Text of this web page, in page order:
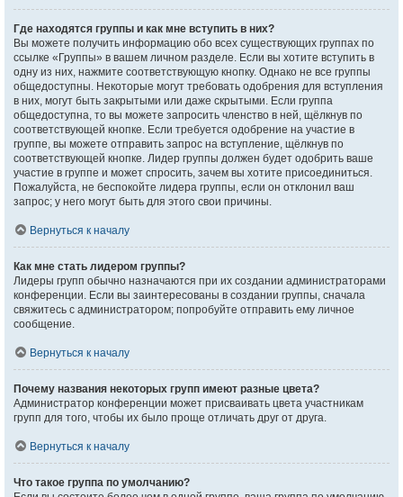
Где находятся группы и как мне вступить в них?
Вы можете получить информацию обо всех существующих группах по
ссылке «Группы» в вашем личном разделе. Если вы хотите вступить в
одну из них, нажмите соответствующую кнопку. Однако не все группы
общедоступны. Некоторые могут требовать одобрения для вступления
в них, могут быть закрытыми или даже скрытыми. Если группа
общедоступна, то вы можете запросить членство в ней, щёлкнув по
соответствующей кнопке. Если требуется одобрение на участие в
группе, вы можете отправить запрос на вступление, щёлкнув по
соответствующей кнопке. Лидер группы должен будет одобрить ваше
участие в группе и может спросить, зачем вы хотите присоединиться.
Пожалуйста, не беспокойте лидера группы, если он отклонил ваш
запрос; у него могут быть для этого свои причины.
Вернуться к началу
Как мне стать лидером группы?
Лидеры групп обычно назначаются при их создании администраторами
конференции. Если вы заинтересованы в создании группы, сначала
свяжитесь с администратором; попробуйте отправить ему личное
сообщение.
Вернуться к началу
Почему названия некоторых групп имеют разные цвета?
Администратор конференции может присваивать цвета участникам
групп для того, чтобы их было проще отличать друг от друга.
Вернуться к началу
Что такое группа по умолчанию?